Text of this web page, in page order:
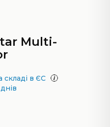
Multi-
складі в ЄС